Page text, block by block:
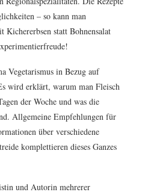
– so kann man
Kichererbsen statt Bohnensalat
Vegetarismus in Bezug auf
wird erklärt, warum man Fleisch
der Woche und was die
Allgemeine Empfehlungen für
über verschiedene
komplettieren dieses Ganzes
und Autorin mehrerer